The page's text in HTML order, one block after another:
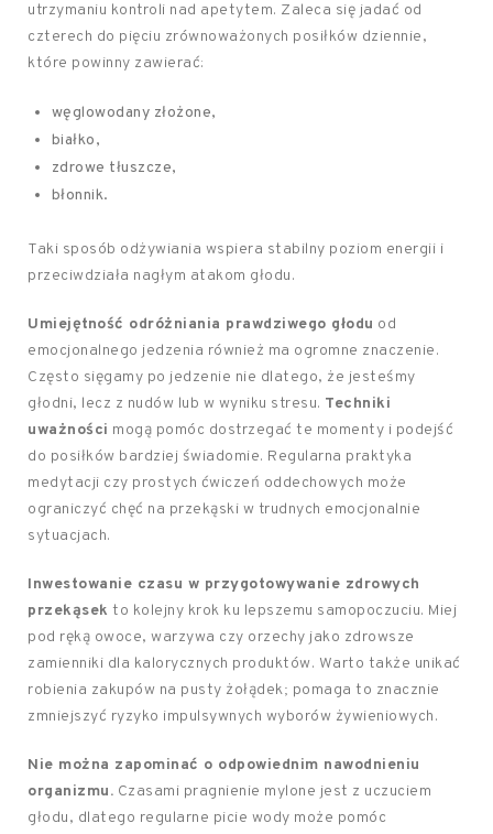
utrzymaniu kontroli nad apetytem. Zaleca się jadać od
czterech do pięciu zrównoważonych posiłków dziennie,
które powinny zawierać:
węglowodany złożone,
białko,
zdrowe tłuszcze,
błonnik.
Taki sposób odżywiania wspiera stabilny poziom energii i
przeciwdziała nagłym atakom głodu.
Umiejętność odróżniania prawdziwego głodu od
emocjonalnego jedzenia również ma ogromne znaczenie.
Często sięgamy po jedzenie nie dlatego, że jesteśmy
głodni, lecz z nudów lub w wyniku stresu. Techniki
uważności mogą pomóc dostrzegać te momenty i podejść
do posiłków bardziej świadomie. Regularna praktyka
medytacji czy prostych ćwiczeń oddechowych może
ograniczyć chęć na przekąski w trudnych emocjonalnie
sytuacjach.
Inwestowanie czasu w przygotowywanie zdrowych
przekąsek to kolejny krok ku lepszemu samopoczuciu. Miej
pod ręką owoce, warzywa czy orzechy jako zdrowsze
zamienniki dla kalorycznych produktów. Warto także unikać
robienia zakupów na pusty żołądek; pomaga to znacznie
zmniejszyć ryzyko impulsywnych wyborów żywieniowych.
Nie można zapominać o odpowiednim nawodnieniu
organizmu. Czasami pragnienie mylone jest z uczuciem
głodu, dlatego regularne picie wody może pomóc